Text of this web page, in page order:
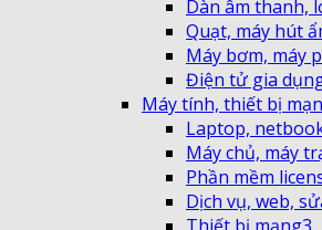
Dàn âm thanh,
Quạt, máy hút
Máy bơm, máy
Điện tử gia
Máy tính, thiết bị
Laptop,
Máy chủ, máy
Phần mềm
Dịch vụ, web,